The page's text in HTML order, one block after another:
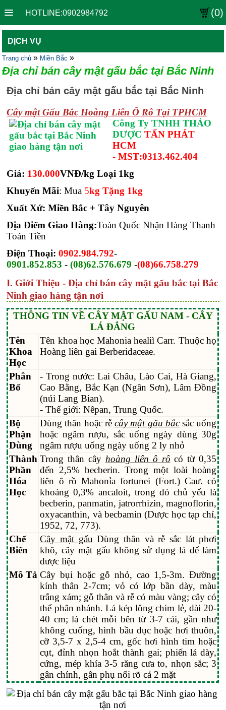
HOTLINE:0902984792 (0)
DỊCH VỤ
Trang chủ » Miền Bắc »
Địa chỉ bán cây mật gấu bắc tại Bắc Ninh
Địa chỉ bán cây mật gấu bắc tại Bắc Ninh
Cây mật Gấu Bắc Hoàng Liên Ô Rô Tại TPHCM
Công Ty TNHH THẢO
DƯỢCTẤN PHÁT
HCM
-MST:0313.462.404
Giá: 130.000VNĐ/kg Loại 1kg
Khuyến Mãi: Mua 5kg Tặng 1kg
Xuất Xứ: Miền Bắc + Tây Nguyên
Địa Điểm Giao Hàng:Toàn Quốc Nhận Hàng Thanh
Toán Tiền
Điện Thoại: 0902.984.792-
0901.852.853 -(08)62.576.679 -(08)66.758.279
I. Giới Thiệu - Địa chỉ bán cây mật gấu bắc tại Bắc
Ninh giao hàng tận nơi
THÔNG TIN VỀ CÂY MẬT GẤU NAM - CÂY
LÁ ĐẮNG
Tên
Khoa
Học
Tên khoa học Mahonia healiì Carr. Thuộc họ
Hoàng liên gai Berberidaceae.
Phân
Bố
- Trong nước: Lai Châu, Lào Cai, Hà Giang,
Cao Bằng, Bắc Kạn (Ngân Sơn), Lâm Đồng
(núi Lang Bian).
- Thế giới: Nêpan, Trung Quốc.
Bộ
Phận
Dùng
Dùng thân hoặc rễcây mật gấu bắcsắc uống
hoặc ngâm rượu, sắc uống ngày dùng 30g
ngâm rượu uống ngày uống 2 ly nhỏ
Thành
Phần
Hóa
Học
Trong thân cây hoàng liên ô rô có từ 0,35
đến 2,5% becberin. Trong một loài hoàng
liên ô rồ Mahonỉa fortunei (Fort.) Caư. có
khoáng 0,3% ancaloit, trong đó chủ yếu là
becberin, panmatin, jatrorrhizin, magnoflorin,
oxyacanthin, và becbamin (Dược học tạp chí,
1952, 72, 773).
Chế
Biến
Cây mật gấu Dùng thân và rễ sắc lát phơi
khô, cây mật gấu không sử dụng lá để làm
dược liệu
Mô Tả Cây bụi hoặc gỗ nhỏ, cao 1,5-3m. Đường
kính thân 2-7cm; vỏ có lớp bần dày, màu
trắng xám; gỗ thân và rễ có màu vàng; cây có
thể phân nhánh. Lá kép lông chim lẻ, dài 20-
40 cm; lá chét mỗi bên từ 3-7 cái, gần như
không cuống, hình bầu dục hoặc hơi thuôn,
cỡ 3,5-7 x 2,5-4 cm, gốc hơi hình tim hoặc
cụt, đỉnh nhọn hoắt thành gai; phiến lá dày,
cứng, mép khía 3-5 răng cưa to, nhọn sắc; 3
gân chính, gân phụ nổi rõ cả 2 mặt